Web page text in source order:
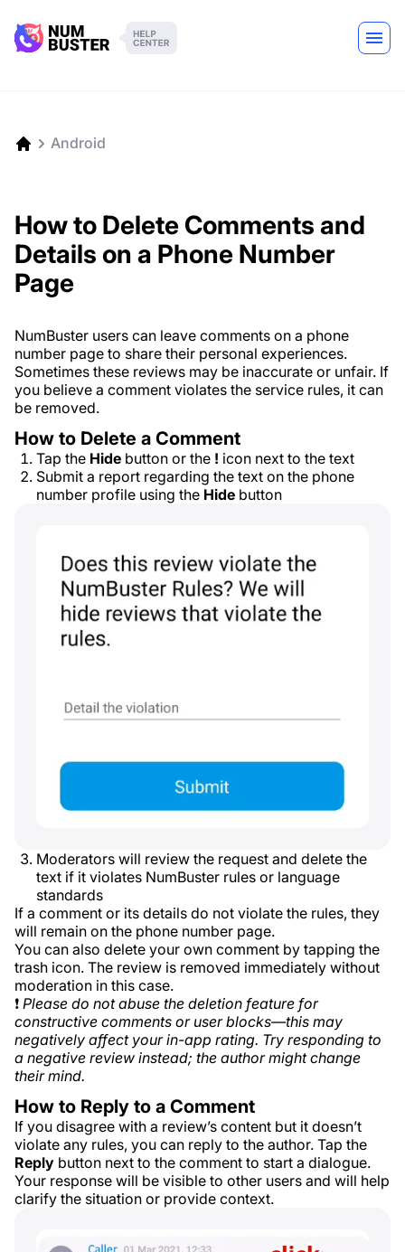
Android
How to Delete Comments and
Details on a Phone Number
Page
NumBuster users can leave comments on a phone
number page to share their personal experiences.
Sometimes these reviews may be inaccurate or unfair. If
you believe a comment violates the service rules, it can
be removed.
How to Delete a Comment
Tap the Hide button or the ! icon next to the text
Submit a report regarding the text on the phone
number profile using the Hide button
Moderators will review the request and delete the
text if it violates NumBuster rules or language
standards
If a comment or its details do not violate the rules, they
will remain on the phone number page.
You can also delete your own comment by tapping the
trash icon. The review is removed immediately without
moderation in this case.
❗ Please do not abuse the deletion feature for
constructive comments or user blocks—this may
negatively affect your in-app rating. Try responding to
a negative review instead; the author might change
their mind.
How to Reply to a Comment
If you disagree with a review’s content but it doesn’t
violate any rules, you can reply to the author. Tap the
Reply button next to the comment to start a dialogue.
Your response will be visible to other users and will help
clarify the situation or provide context.